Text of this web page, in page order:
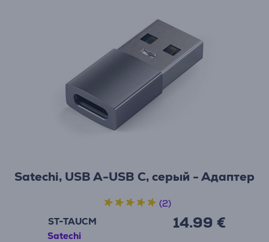
Satechi, USB A-USB C, серый - Адаптер
ST-TAUCM
Satechi
14.99 €
(2)